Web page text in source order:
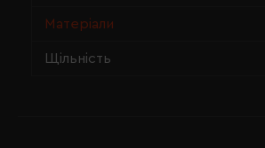
Матеріали
Щільність